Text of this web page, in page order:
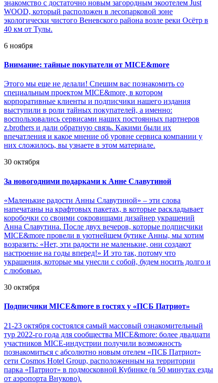
знакомство с достаточно новым загородным экоотелем Just
WOOD, который расположен в лесопарковой зоне
экологически чистого Веневского района возле реки Осётр в
40 км от Тулы.
6 ноября
Внимание: тайные покупатели от MICE&more
Этого мы еще не делали! Спешим вас познакомить со
специальным проектом MICE&more, в котором
корпоративные клиенты и подписчики нашего издания
выступили в роли тайных покупателей, а именно:
воспользовались сервисами наших постоянных партнеров
z.brothers и дали обратную связь. Какими были их
впечатления и какое мнение об уровне сервиса компании у
них сложилось, вы узнаете в этом материале.
30 октября
За новогодними подарками к Анне Славутиной
«Маленькие радости Анны Славутиной» – эти слова
напечатаны на крафтовых пакетах, в которые раскладывает
коробочки со своими сокровищами дизайнер украшений
Анна Славутина. После двух вечеров, которые подписчики
MICE&more провели в уютнейшем бутике Анны, мы хотим
возразить: «Нет, эти радости не маленькие, они создают
настроение на годы вперед!» И это так, потому что
украшения, которые мы унесли с собой, будем носить долго и
с любовью.
30 октября
Подписчики MICE&more в гостях у «ПСБ Патриот»
21-23 октября состоялся самый массовый ознакомительный
тур 2022-го года для сообщества MICE&more: более двадцати
участников MICE-индустрии получили возможность
познакомиться с абсолютно новым отелем «ПСБ Патриот»
сети Cosmos Hotel Group, расположенным на территории
парка «Патриот» в подмосковной Кубинке (в 50 минутах езды
от аэропорта Внуково).